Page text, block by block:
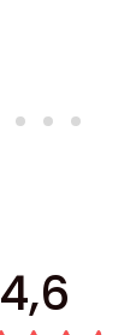
4,6